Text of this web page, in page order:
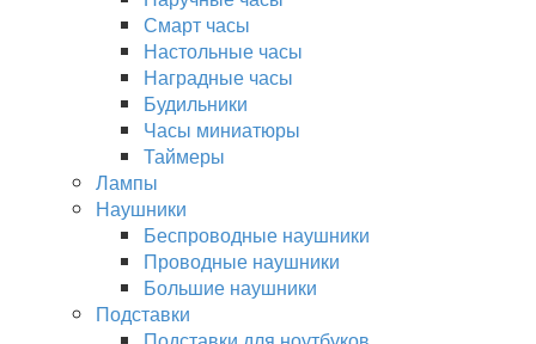
Смарт часы
Настольные часы
Наградные часы
Будильники
Часы миниатюры
Таймеры
Лампы
Наушники
Беспроводные наушники
Проводные наушники
Большие наушники
Подставки